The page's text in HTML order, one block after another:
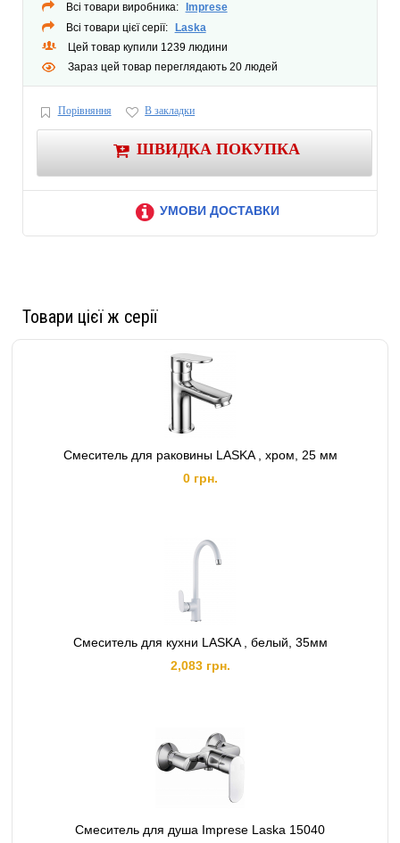
Всі товари виробника:
Imprese
Всі товари цієї серії:
Laska
Цей товар купили 1239 людини
Зараз цей товар переглядають 20 людей
Порівняння В закладки
ШВИДКА ПОКУПКА
УМОВИ ДОСТАВКИ
Товари цієї ж серії
Смеситель для раковины LASKA , хром, 25 мм
0 грн.
Смеситель для кухни LASKA , белый, 35мм
2,083 грн.
Смеситель для душа Imprese Laska 15040